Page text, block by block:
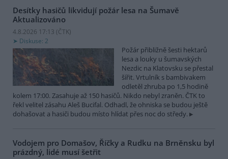
Desítky hasičů likvidují požár lesa na Šumavě
Aktualizováno
4.8.2026 17:13 (ČTK)
Diskuse: 2
Požár přibližně šesti hektarů
lesa a louky u šumavských
Nezdic na Klatovsku se přestal
šířit. Vrtulník s bambivakem
odletěl zhruba po 1,5 hodině
kolem 17:00. Zasahuje až 150 hasičů. Nikdo nebyl zraněn. ČTK to
řekl velitel zásahu Aleš Bucifal. Odhadl, že ohniska se budou ještě
dohašovat a hasiči budou místo hlídat přes noc do středy.
Vodojem pro Domašov, Říčky a Rudku na Brněnsku byl
prázdný, lidé musí šetřit